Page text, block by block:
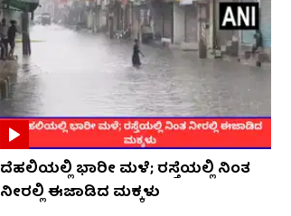
ದೆಹಲಿಯಲ್ಲಿ ಭಾರೀ ಮಳೆ; ರಸ್ತೆಯಲ್ಲಿ ನಿಂತ
ನೀರಲ್ಲಿ ಈಜಾಡಿದ ಮಕ್ಕಳು